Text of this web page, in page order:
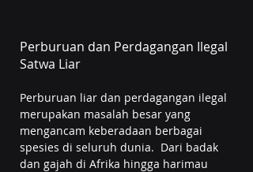
Perburuan dan Perdagangan Ilegal
Satwa Liar
Perburuan liar dan perdagangan ilegal
merupakan masalah besar yang
mengancam keberadaan berbagai
spesies di seluruh dunia.  Dari badak
dan gajah di Afrika hingga harimau